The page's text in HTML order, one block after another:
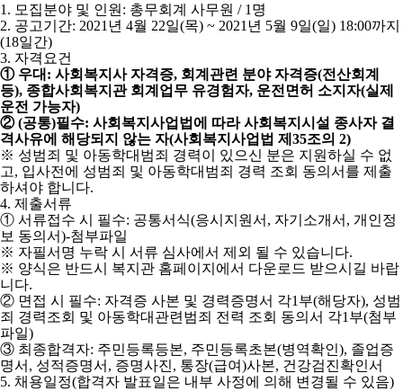
1. 모집분야 및 인원 : 총무회계 사무원 / 1 명
2. 공고기간: 2021 년 4월 22일(목) ~ 2021 년 5월 9일(일) 18:00까지
(18일간)
3. 자격요건
① 우대 : 사회복지사 자격증, 회계관련 분야 자격증(전산회계
등), 종합사회복지관 회계업무 유경험자, 운전면허 소지자(실제
운전 가능자)
②(공통)필수: 사회복지사업법에 따라 사회복지시설 종사자 결
격사유에 해당되지 않는 자(사회복지사업법 제 35조의 2)
※ 성범죄 및 아동학대범죄 경력이 있으신 분은 지원하실 수 없
고, 입사전에 성범죄 및 아동학대범죄 경력 조회 동의서를 제출
하셔야 합니다.
4. 제출서류
① 서류접수 시 필수: 공통서식(응시지원서 , 자기소개서 , 개인정
보 동의서)-첨부파일
※ 자필서명 누락 시 서류 심사에서 제외 될 수 있습니다.
※ 양식은 반드시 복지관 홈페이지에서 다운로드 받으시길 바랍
니다.
② 면접 시 필수: 자격증 사본 및 경력증명서 각1 부(해당자), 성범
죄 경력조회 및 아동학대관련범죄 전력 조회 동의서 각1 부(첨부
파일)
③ 최종합격자: 주민등록등본, 주민등록초본(병역확인), 졸업증
명서 , 성적증명서 , 증명사진, 통장(급여)사본, 건강검진확인서
5. 채용일정(합격자 발표일은 내부 사정에 의해 변경될 수 있음)